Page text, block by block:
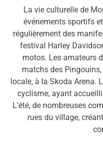
La vie culturelle de
événements sportifs
régulièrement des
festival Harley
motos. Les amateurs
matchs des Pingouins,
locale, à la Skoda Arena.
cyclisme, ayant
L’été, de nombreuses
rues du village,